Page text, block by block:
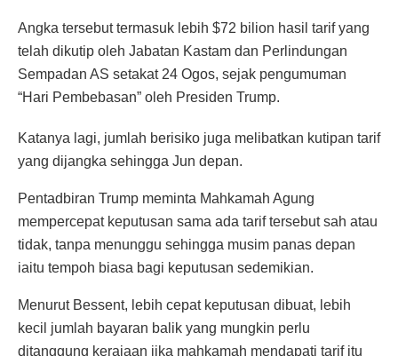
Angka tersebut termasuk lebih $72 bilion hasil tarif yang
telah dikutip oleh Jabatan Kastam dan Perlindungan
Sempadan AS setakat 24 Ogos, sejak pengumuman
“Hari Pembebasan” oleh Presiden Trump.
Katanya lagi, jumlah berisiko juga melibatkan kutipan tarif
yang dijangka sehingga Jun depan.
Pentadbiran Trump meminta Mahkamah Agung
mempercepat keputusan sama ada tarif tersebut sah atau
tidak, tanpa menunggu sehingga musim panas depan
iaitu tempoh biasa bagi keputusan sedemikian.
Menurut Bessent, lebih cepat keputusan dibuat, lebih
kecil jumlah bayaran balik yang mungkin perlu
ditanggung kerajaan jika mahkamah mendapati tarif itu